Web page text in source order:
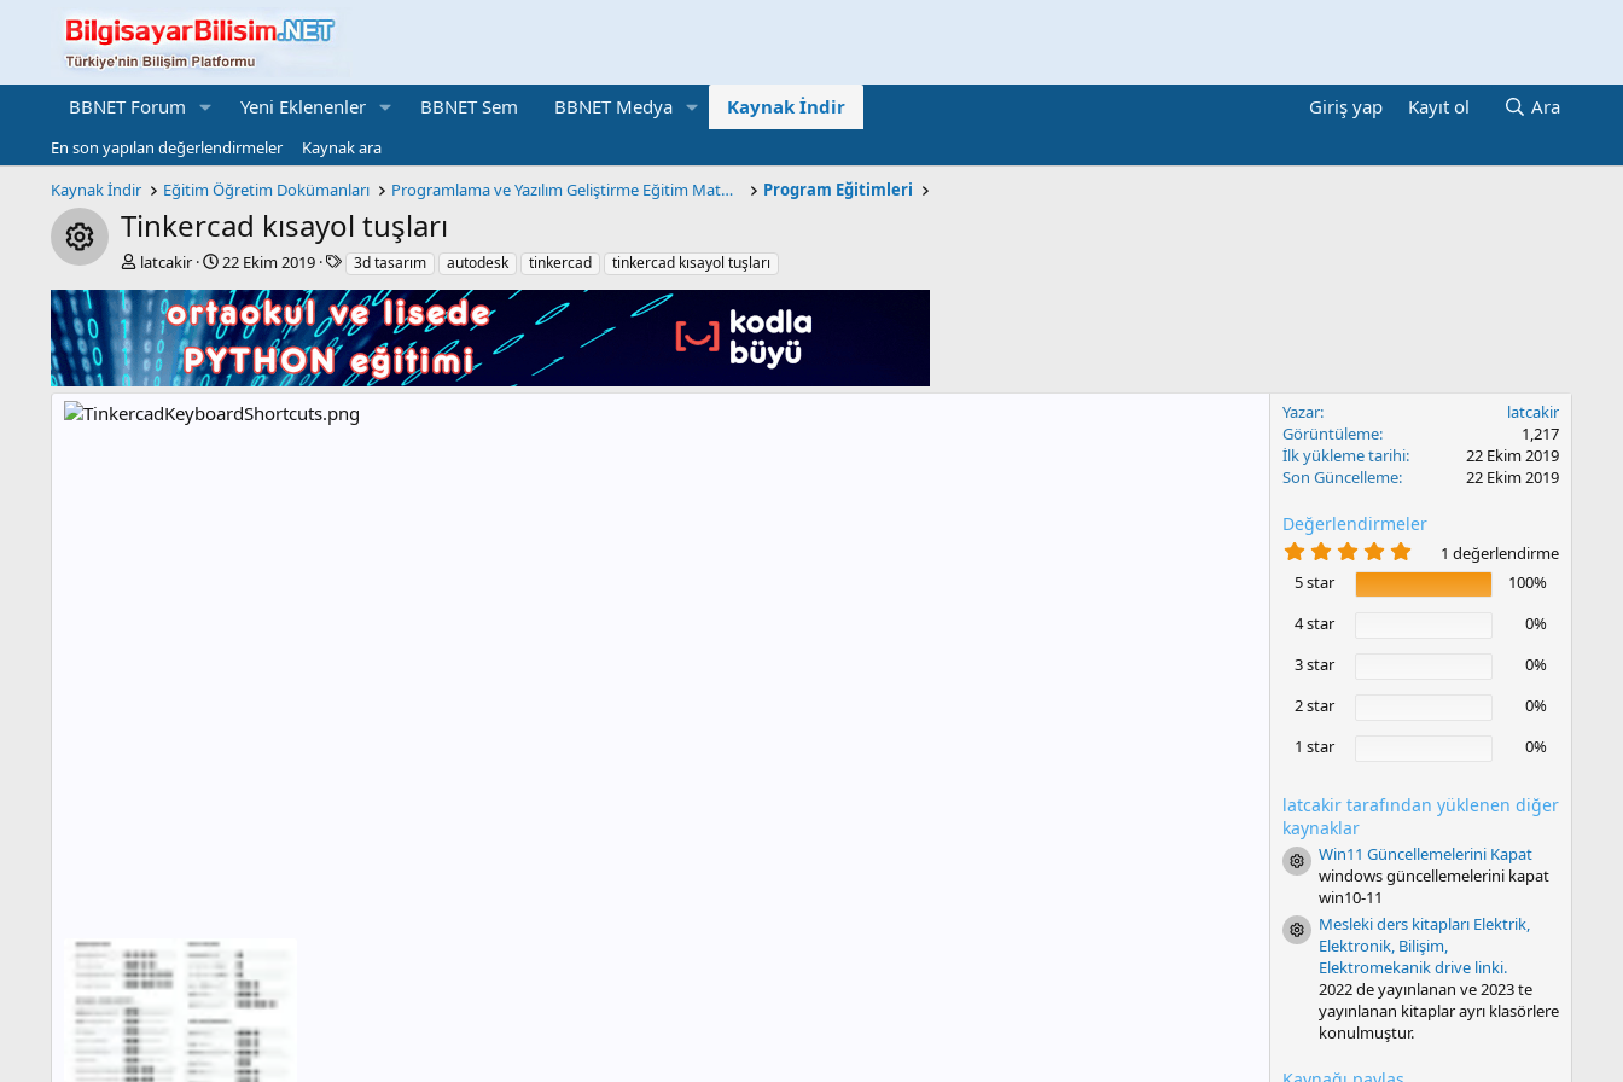
BBNET Forum Yeni Eklenenler BBNET Sem BBNET Medya Kaynak İndir Giriş yap Kayıt ol Ara
En son yapılan değerlendirmeler
Kaynak ara
Kaynak İndir
Eğitim Öğretim Dokümanları Programlama ve Yazılım Geliştirme Eğitim Materyalleri Program Eğitimleri
Resource icon
Tinkercad kısayol tuşları
Y
a
r
latcakir
C
e
a
t
i
o
n
22 Ekim 2019
E
i
k
t
l
e
3d tasarım autodesk tinkercad tinkercad kısayol tuşları
Yazar
latcakir
Görüntüleme
1,217
İlk yükleme tarihi
22 Ekim 2019
Son Güncelleme
22 Ekim 2019
Değerlendirmeler
.
0
0
1 değerlendirme
5 star
100%
4 star
0%
3 star
0%
2 star
0%
1 star
0%
latcakir tarafından yüklenen diğer
kaynaklar
Resource icon
Win11 Güncellemelerini Kapat
windows güncellemelerini kapat
win10-11
Resource icon
Mesleki ders kitapları Elektrik,
Elektronik, Bilişim,
Elektromekanik drive linki.
2022 de yayınlanan ve 2023 te
yayınlanan kitaplar ayrı klasörlere
konulmuştur.